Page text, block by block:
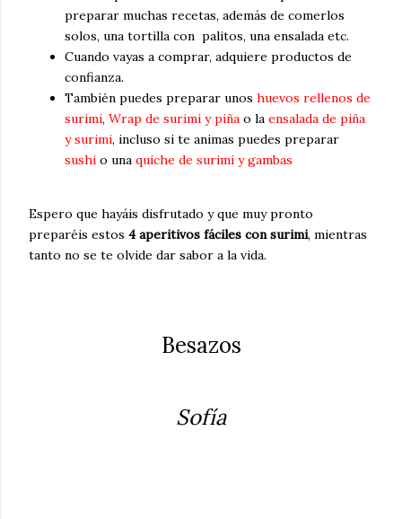
preparar muchas recetas, además de comerlos
solos, una tortilla con palitos, una ensalada etc.
Cuando vayas a comprar, adquiere productos de
confianza.
También puedes preparar unos huevos rellenos de
surimi, Wrap de surimi y piña o la ensalada de piña
y surimi, incluso si te animas puedes preparar
sushi o una quiche de surimi y gambas
Espero que hayáis disfrutado y que muy pronto
preparéis estos 4 aperitivos fáciles con surimi, mientras
tanto no se te olvide dar sabor a la vida.
Besazos
Sofía